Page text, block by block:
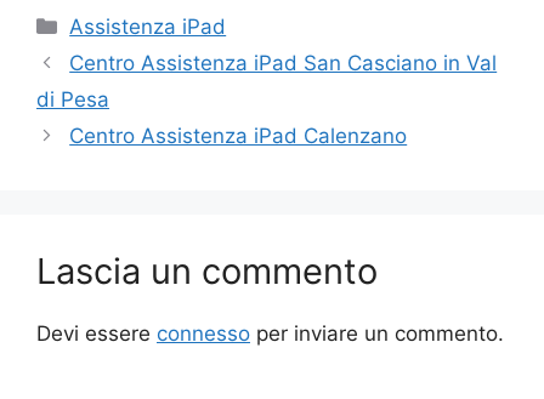
Categorie
Assistenza iPad
Centro Assistenza iPad San Casciano in Val
di Pesa
Centro Assistenza iPad Calenzano
Lascia un commento
Devi essere connesso per inviare un commento.